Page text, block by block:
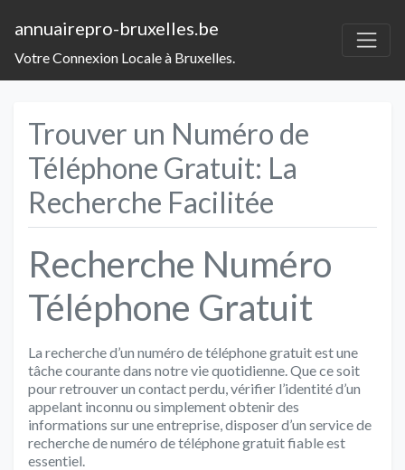
annuairepro-bruxelles.be
Votre Connexion Locale à Bruxelles.
Trouver un Numéro de
Téléphone Gratuit: La
Recherche Facilitée
Recherche Numéro
Téléphone Gratuit
La recherche d’un numéro de téléphone gratuit est une
tâche courante dans notre vie quotidienne. Que ce soit
pour retrouver un contact perdu, vérifier l’identité d’un
appelant inconnu ou simplement obtenir des
informations sur une entreprise, disposer d’un service de
recherche de numéro de téléphone gratuit fiable est
essentiel.